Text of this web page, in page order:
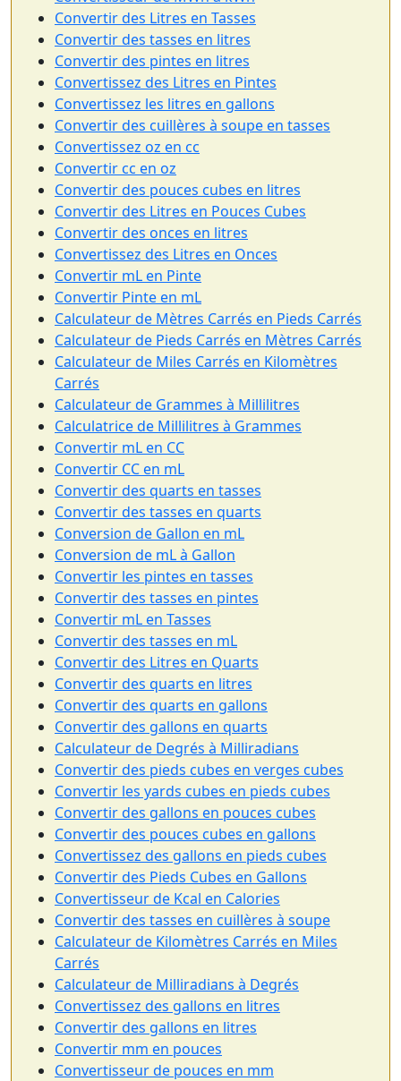
Convertir des Litres en Tasses
Convertir des tasses en litres
Convertir des pintes en litres
Convertissez des Litres en Pintes
Convertissez les litres en gallons
Convertir des cuillères à soupe en tasses
Convertissez oz en cc
Convertir cc en oz
Convertir des pouces cubes en litres
Convertir des Litres en Pouces Cubes
Convertir des onces en litres
Convertissez des Litres en Onces
Convertir mL en Pinte
Convertir Pinte en mL
Calculateur de Mètres Carrés en Pieds Carrés
Calculateur de Pieds Carrés en Mètres Carrés
Calculateur de Miles Carrés en Kilomètres
Carrés
Calculateur de Grammes à Millilitres
Calculatrice de Millilitres à Grammes
Convertir mL en CC
Convertir CC en mL
Convertir des quarts en tasses
Convertir des tasses en quarts
Conversion de Gallon en mL
Conversion de mL à Gallon
Convertir les pintes en tasses
Convertir des tasses en pintes
Convertir mL en Tasses
Convertir des tasses en mL
Convertir des Litres en Quarts
Convertir des quarts en litres
Convertir des quarts en gallons
Convertir des gallons en quarts
Calculateur de Degrés à Milliradians
Convertir des pieds cubes en verges cubes
Convertir les yards cubes en pieds cubes
Convertir des gallons en pouces cubes
Convertir des pouces cubes en gallons
Convertissez des gallons en pieds cubes
Convertir des Pieds Cubes en Gallons
Convertisseur de Kcal en Calories
Convertir des tasses en cuillères à soupe
Calculateur de Kilomètres Carrés en Miles
Carrés
Calculateur de Milliradians à Degrés
Convertissez des gallons en litres
Convertir des gallons en litres
Convertir mm en pouces
Convertisseur de pouces en mm